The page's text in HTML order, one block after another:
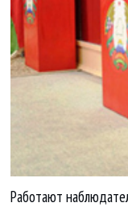
Работают